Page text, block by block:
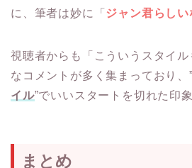
に、筆者は妙に「 ジャン君らしい
視聴者からも「こういうスタイ
なコメントが多く集まっており、”
イル”でいいスタートを切れた印
まとめ